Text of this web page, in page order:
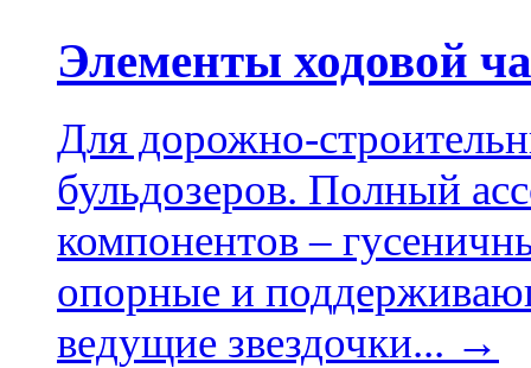
Элементы ходовой
Для дорожно-
бульдозеров. Полный
компонентов –
опорные и
ведущие звездочки... →